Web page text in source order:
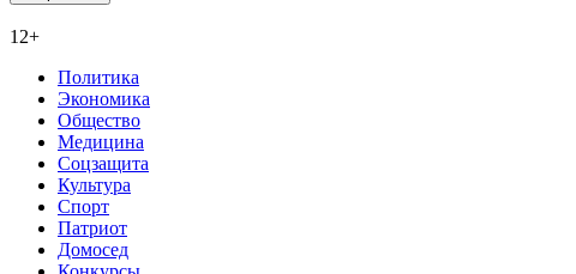
12+
Политика
Экономика
Общество
Медицина
Соцзащита
Культура
Спорт
Патриот
Домосед